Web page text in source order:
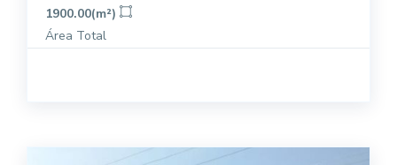
1900.00(m²)
Área Total